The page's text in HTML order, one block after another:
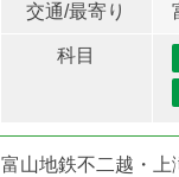
交通/最寄り
科目
富山地鉄不二越・